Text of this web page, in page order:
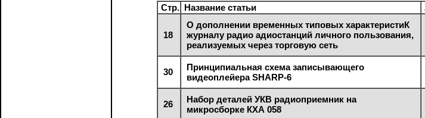
Стр. Название статьи
18
О дополнении временных типовых характеристиК
журналу радио адиостанций личного пользования,
реализуемых через торговую сеть
30
Принципиальная схема записывающего
видеоплейера SHARP-6
26
Набор деталей УКВ радиоприемник на
микросборке КХА 058